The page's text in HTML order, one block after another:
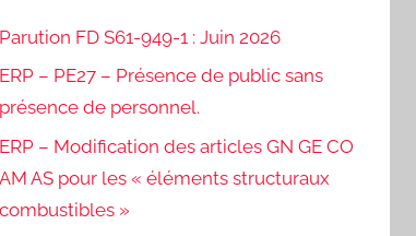
Parution FD S61-949-1 : Juin 2026
ERP – PE27 – Présence de public sans
présence de personnel.
ERP – Modification des articles GN GE CO
AM AS pour les « éléments structuraux
combustibles »